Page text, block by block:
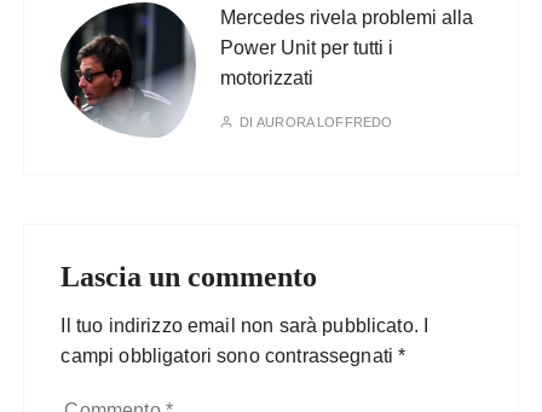
Mercedes rivela problemi alla
Power Unit per tutti i
motorizzati
DIAURORA LOFFREDO
Lascia un commento
Il tuo indirizzo email non sarà pubblicato.
campi obbligatori sono contrassegnati*